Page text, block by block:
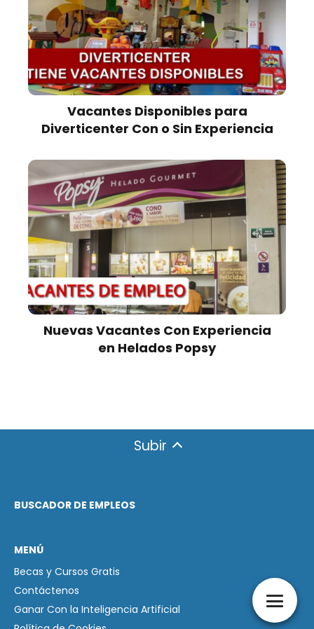
Vacantes Disponibles para
Diverticenter Con o Sin Experiencia
Nuevas Vacantes Con Experiencia
en Helados Popsy
Subir
BUSCADOR DE EMPLEOS
MENÚ
Becas y Cursos Gratis
Contáctenos
Ganar Con la Inteligencia Artificial